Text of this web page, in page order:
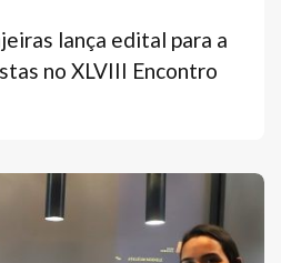
lança edital para a
no XLVIII Encontro